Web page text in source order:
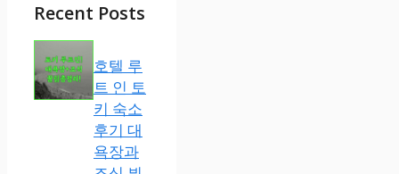
Recent Posts
호텔 루
트 인 토
키 숙소
후기 대
욕장과